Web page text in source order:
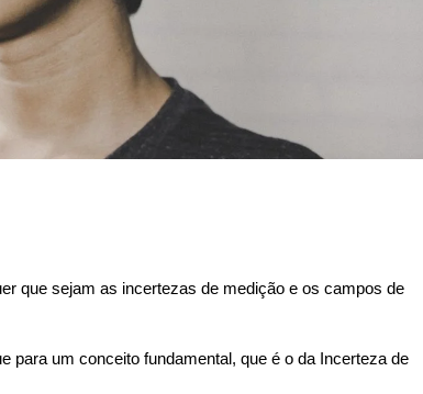
que sejam as incertezas de medição e os campos de
para um conceito fundamental, que é o da Incerteza de